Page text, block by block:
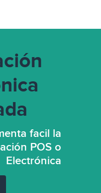
facil la
POS o
Electrónica